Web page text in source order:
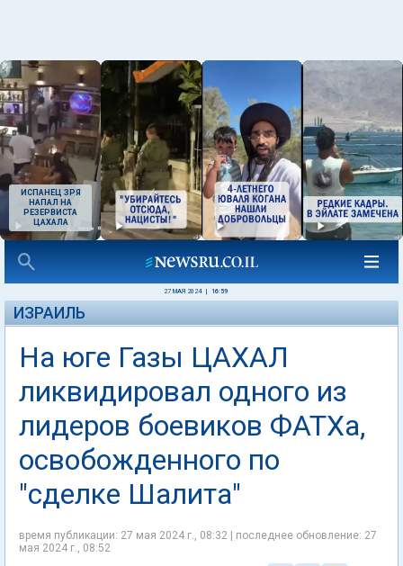
ИСПАНЕЦ ЗРЯ
НАПАЛ НА
РЕЗЕРВИСТА
ЦАХАЛА
27 МАЯ 2024 16:59
ИЗРАИЛЬ
На юге Газы ЦАХАЛ
ликвидировал одного из
лидеров боевиков ФАТХа,
освобожденного по
"сделке Шалита"
время публикации: 27 мая 2024 г., 08:32 | последнее обновление: 27
мая 2024 г., 08:52